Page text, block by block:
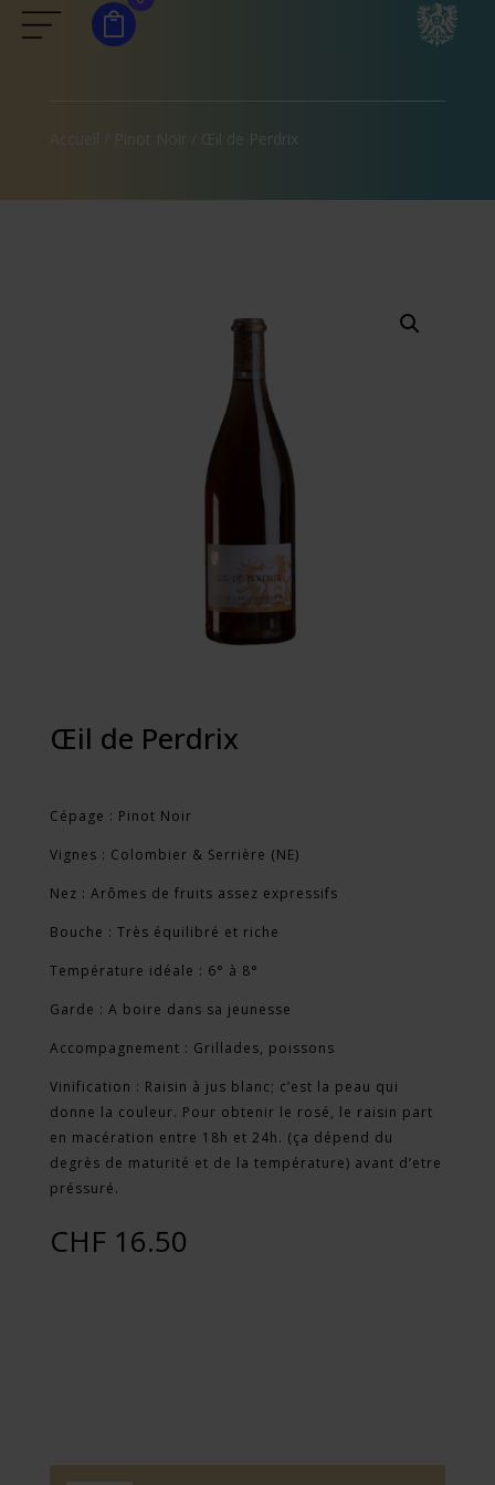
Accueil / Œil de Perdrix
Œil de Perdrix
Cépage : Pinot Noir
Vignes : Colombier & Serrière (NE)
Nez : Arômes de fruits assez expressifs
Bouche : Très équilibré et riche
Température idéale : 6° à 8°
Garde : A boire dans sa jeunesse
Accompagnement : Grillades, poissons
Vinification : Raisin à jus blanc; c’est la peau qui
donne la couleur. Pour obtenir le rosé, le raisin part
en macération entre 18h et 24h. (ça dépend du
degrès de maturité et de la température) avant d’etre
préssuré.
CHF16.50